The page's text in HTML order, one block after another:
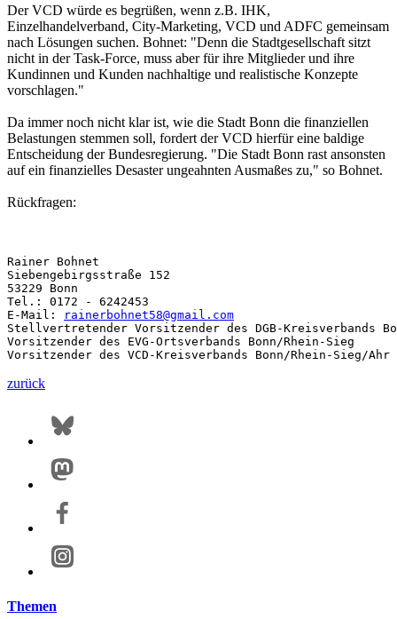
Der VCD würde es begrüßen, wenn z.B. IHK,
Einzelhandelverband, City-Marketing, VCD und ADFC gemeinsam
nach Lösungen suchen. Bohnet: "Denn die Stadtgesellschaft sitzt
nicht in der Task-Force, muss aber für ihre Mitglieder und ihre
Kundinnen und Kunden nachhaltige und realistische Konzepte
vorschlagen."
Da immer noch nicht klar ist, wie die Stadt Bonn die finanziellen
Belastungen stemmen soll, fordert der VCD hierfür eine baldige
Entscheidung der Bundesregierung. "Die Stadt Bonn rast ansonsten
auf ein finanzielles Desaster ungeahnten Ausmaßes zu," so Bohnet.
Rückfragen:
Rainer Bohnet
Siebengebirgsstraße 152
53229 Bonn
Tel.: 0172 - 6242453
E-Mail:
rainerbohnet58@gmail.com
Stellvertretender Vorsitzender des DGB-Kreisverbands
Vorsitzender des EVG-Ortsverbands Bonn/Rhein-Sieg
Vorsitzender des VCD-Kreisverbands Bonn/Rhein-Sieg/
zurück
Themen